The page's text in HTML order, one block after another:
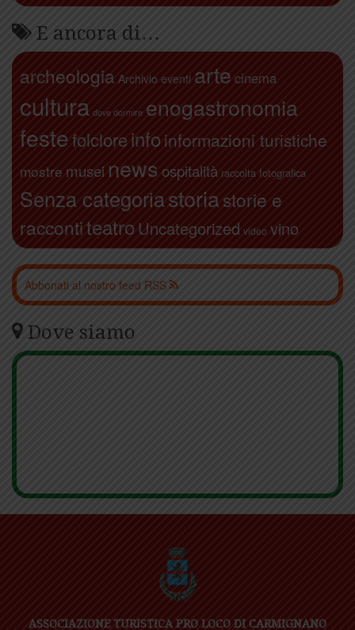
E ancora di…
archeologia Archivio eventi arte cinema
cultura dove dormire enogastronomia
festefolcloreinfo informazioni turistiche
mostre musei news ospitalità raccolta fotografica
Senza categoriastoriastorie e
raccontiteatro Uncategorized video vino
Abbonati al nostro feed RSS
Dove siamo
ASSOCIAZIONE TURISTICA PRO LOCO DI CARMIGNANO